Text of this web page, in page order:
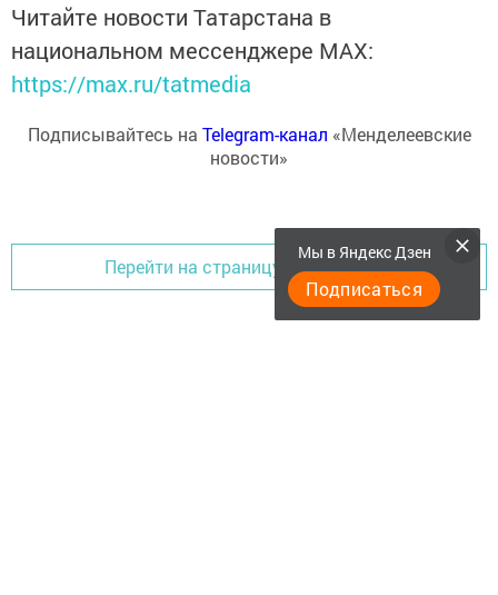
Читайте новости Татарстана в
национальном мессенджере MАХ:
https://max.ru/tatmedia
Подписывайтесь на Telegram-канал «Менделеевские
новости»
Перейти на страницу новости
Мы в Яндекс Дзен
Подписаться